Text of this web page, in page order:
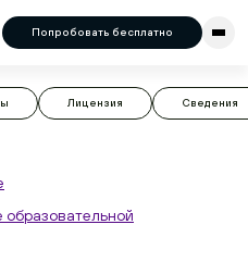
Попробовать бесплатно
30-19
Max Лицензия Сведения